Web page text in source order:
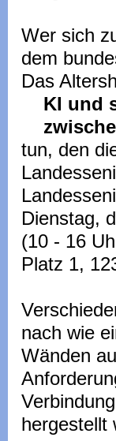
Wer sich
dem
Das
KI und
tun, den
Dienstag,
(10 - 16
Platz 1,
nach wie
Wänden
hergestellt